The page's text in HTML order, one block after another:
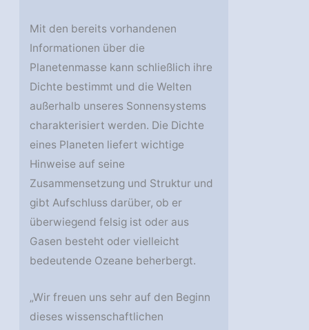
Mit den bereits vorhandenen
Informationen über die
Planetenmasse kann schließlich ihre
Dichte bestimmt und die Welten
außerhalb unseres Sonnensystems
charakterisiert werden. Die Dichte
eines Planeten liefert wichtige
Hinweise auf seine
Zusammensetzung und Struktur und
gibt Aufschluss darüber, ob er
überwiegend felsig ist oder aus
Gasen besteht oder vielleicht
bedeutende Ozeane beherbergt.
„Wir freuen uns sehr auf den Beginn
dieses wissenschaftlichen